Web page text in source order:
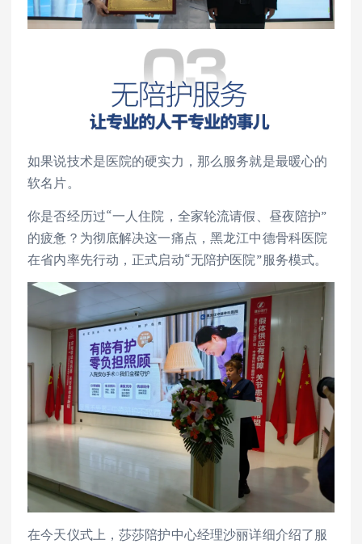
如果说技术是医院的硬实力，那么服务就是最暖心的
软名片。
你是否经历过“一人住院，全家轮流请假、昼夜陪护”
的疲惫？为彻底解决这一痛点，黑龙江中德骨科医院
在省内率先行动，正式启动“无陪护医院”服务模式。
在今天仪式上，莎莎陪护中心经理沙丽详细介绍了服